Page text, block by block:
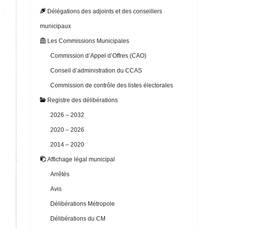
Délégations des adjoints et des conseillers
municipaux
Les Commissions Municipales
Commission d’Appel d’Offres (CAO)
Conseil d’administration du CCAS
Commission de contrôle des listes électorales
Registre des délibérations
2026 – 2032
2020 – 2026
2014 – 2020
Affichage légal municipal
Arrêtés
Avis
Délibérations Métropole
Délibérations du CM